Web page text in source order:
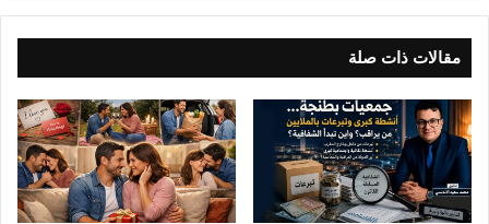
مقالات ذات صلة